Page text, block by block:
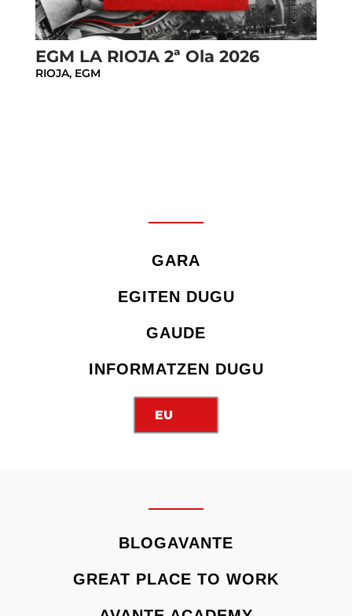
EGM LA RIOJA 2ª Ola 2026
RIOJA, EGM
GARA
EGITEN DUGU
GAUDE
INFORMATZEN DUGU
EU
BLOGAVANTE
GREAT PLACE TO WORK